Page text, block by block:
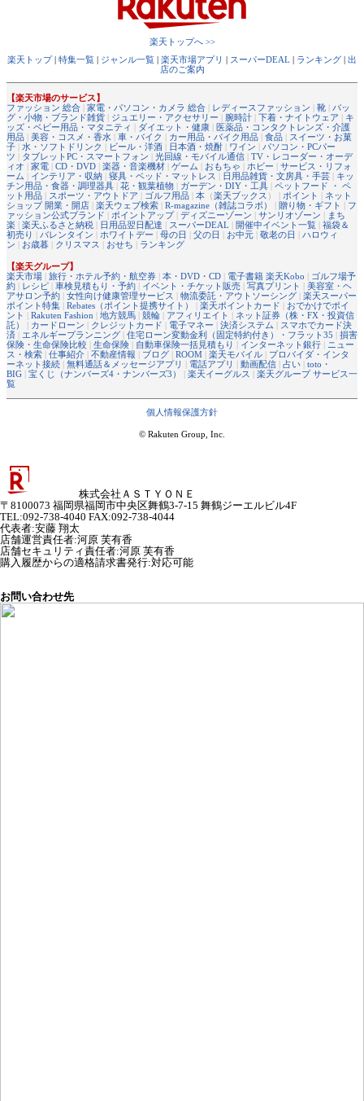
楽天トップへ >>
楽天トップ| 特集一覧 | ジャンル一覧 | 楽天市場アプリ | スーパーDEAL | ランキング | 出
店のご案内
【楽天市場のサービス】
ファッション 総合 | 家電・パソコン・カメラ 総合 | レディースファッション | 靴 | バッ
グ・小物・ブランド雑貨 | ジュエリー・アクセサリー | 腕時計 | 下着・ナイトウェア | キ
ッズ・ベビー用品・マタニティ | ダイエット・健康 | 医薬品・コンタクトレンズ・介護
用品 | 美容・コスメ・香水 | 車・バイク | カー用品・バイク用品 | 食品 | スイーツ・お菓
子 | 水・ソフトドリンク | ビール・洋酒 | 日本酒・焼酎 | ワイン | パソコン・PCパー
ツ | タブレットPC・スマートフォン | 光回線・モバイル通信 | TV・レコーダー・オーデ
ィオ | 家電 | CD・DVD | 楽器・音楽機材 | ゲーム | おもちゃ | ホビー | サービス・リフォ
ーム | インテリア・収納 | 寝具・ベッド・マットレス | 日用品雑貨・文房具・手芸 | キッ
チン用品・食器・調理器具 | 花・観葉植物 | ガーデン・DIY・工具 | ペットフード ・ ペ
ット用品 | スポーツ・アウトドア | ゴルフ用品 | 本 （楽天ブックス ） | ポイント | ネット
ショップ 開業・開店 | 楽天ウェブ検索 | R-magazine（雑誌コラボ） | 贈り物・ギフト | フ
ァッション公式ブランド | ポイントアップ| ディズニーゾーン | サンリオゾーン | まち
楽 | 楽天ふるさと納税 | 日用品翌日配達 | スーパーDEAL | 開催中イベント一覧 | 福袋＆
初売り | バレンタイン | ホワイトデー | 母の日 | 父の日 | お中元 | 敬老の日 | ハロウィ
ン | お歳暮 | クリスマス | おせち | ランキング
【楽天グループ】
楽天市場 | 旅行・ホテル予約・航空券 | 本・DVD・CD | 電子書籍 楽天Kobo | ゴルフ場予
約 | レシピ | 車検見積もり・予約 | イベント・チケット販売 | 写真プリント | 美容室・ヘ
アサロン予約 | 女性向け健康管理サービス | 物流委託・アウトソーシング | 楽天スーパー
ポイント特集 | Rebates（ポイント提携サイト） | 楽天ポイントカード | おでかけでポイ
ント | Rakuten Fashion | 地方競馬 | 競輪 | アフィリエイト | ネット証券（株・FX・投資信
託）
| カードローン | クレジットカード | 電子マネー | 決済システム | スマホでカード決
済 | エネルギープランニング | 住宅ローン変動金利（固定特約付き）・フラット35 | 損害
保険・生命保険比較 | 生命保険 | 自動車保険一括見積もり | インターネット銀行 | ニュー
ス・検索 | 仕事紹介 | 不動産情報 | ブログ | ROOM | 楽天モバイル | プロバイダ・インタ
ーネット接続 | 無料通話＆メッセージアプリ | 電話アプリ | 動画配信 | 占い | toto・
BIG | 宝くじ（ナンバーズ4・ナンバーズ3） | 楽天イーグルス | 楽天グループ サービス一
覧
個人情報保護方針
© Rakuten Group, Inc.
株式会社ＡＳＴＹＯＮＥ
〒8100073 福岡県福岡市中央区舞鶴3-7-15 舞鶴ジーエルビル4F
TEL:092-738-4040 FAX:092-738-4044
代表者:安藤 翔太
店舗運営責任者:河原 芙有香
店舗セキュリティ責任者:河原 芙有香
購入履歴からの適格請求書発行:対応可能
お問い合わせ先